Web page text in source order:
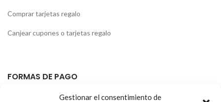
Gestionar el consentimiento de
Comprar tarjetas regalo
Canjear cupones o tarjetas regalo
FORMAS DE PAGO